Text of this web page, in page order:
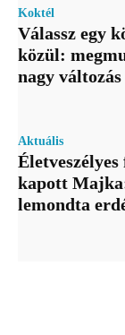
Koktél
Válassz egy
közül:
nagy
Aktuális
Életveszélyes
kapott
lemondta